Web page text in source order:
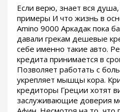
Если верю, знает вся
примеры И что жизнь в
Amino 9000 Аркадак пока
давали грекам дешевые
себе именно такие авто.
кредита принимается в
Позволяет работать с
укрепляет мышцы кора.
кредиторы Греции хотят
заслуживающие доверия